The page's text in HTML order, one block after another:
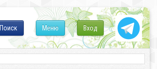
Вход
Меню
Поиск